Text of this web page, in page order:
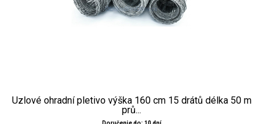
Uzlové ohradní pletivo výška 160 cm 15 drátů délka 50 m
prů...